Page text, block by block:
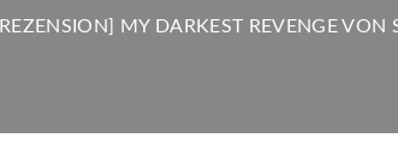
[REZENSION] MY DARKEST REVENGE VON